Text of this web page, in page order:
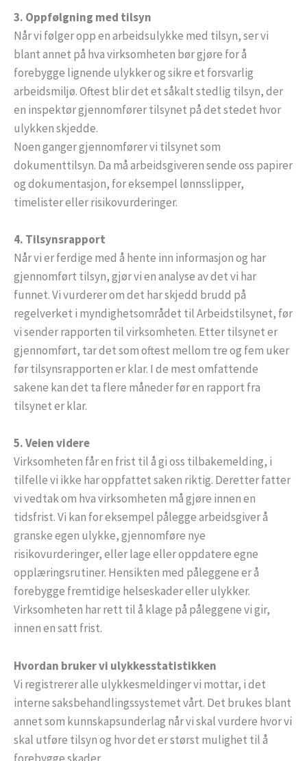
3. Oppfølgning med tilsyn
Når vi følger opp en arbeidsulykke med tilsyn, ser vi
blant annet på hva virksomheten bør gjøre for å
forebygge lignende ulykker og sikre et forsvarlig
arbeidsmiljø. Oftest blir det et såkalt stedlig tilsyn, der
en inspektør gjennomfører tilsynet på det stedet hvor
ulykken skjedde.
Noen ganger gjennomfører vi tilsynet som
dokumenttilsyn. Da må arbeidsgiveren sende oss papirer
og dokumentasjon, for eksempel lønnsslipper,
timelister eller risikovurderinger.
4. Tilsynsrapport
Når vi er ferdige med å hente inn informasjon og har
gjennomført tilsyn, gjør vi en analyse av det vi har
funnet. Vi vurderer om det har skjedd brudd på
regelverket i myndighetsområdet til Arbeidstilsynet, før
vi sender rapporten til virksomheten. Etter tilsynet er
gjennomført, tar det som oftest mellom tre og fem uker
før tilsynsrapporten er klar. I de mest omfattende
sakene kan det ta flere måneder før en rapport fra
tilsynet er klar.
5. Veien videre
Virksomheten får en frist til å gi oss tilbakemelding, i
tilfelle vi ikke har oppfattet saken riktig. Deretter fatter
vi vedtak om hva virksomheten må gjøre innen en
tidsfrist. Vi kan for eksempel pålegge arbeidsgiver å
granske egen ulykke, gjennomføre nye
risikovurderinger, eller lage eller oppdatere egne
opplæringsrutiner. Hensikten med påleggene er å
forebygge fremtidige helseskader eller ulykker.
Virksomheten har rett til å klage på påleggene vi gir,
innen en satt frist.
Hvordan bruker vi ulykkesstatistikken
Vi registrerer alle ulykkesmeldinger vi mottar, i det
interne saksbehandlingssystemet vårt. Det brukes blant
annet som kunnskapsunderlag når vi skal vurdere hvor vi
skal utføre tilsyn og hvor det er størst mulighet til å
forebygge skader.